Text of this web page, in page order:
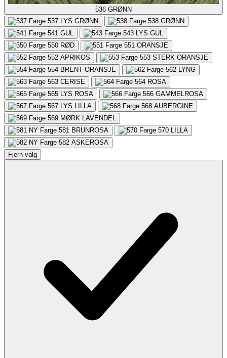
536 GRØNN
537 LYS GRØNN 538 GRØNN
541 GUL 543 LYS GUL
550 RØD 551 ORANSJE
552 APRIKOS 553 STERK ORANSJE
554 BRENT ORANSJE 562 LYNG
563 CERISE 564 ROSA
565 LYS ROSA 566 GAMMELROSA
567 LYS LILLA 568 AUBERGINE
569 MØRK LAVENDEL
581 BRUNROSA 570 LILLA
582 ASKEROSA
Fjern valg